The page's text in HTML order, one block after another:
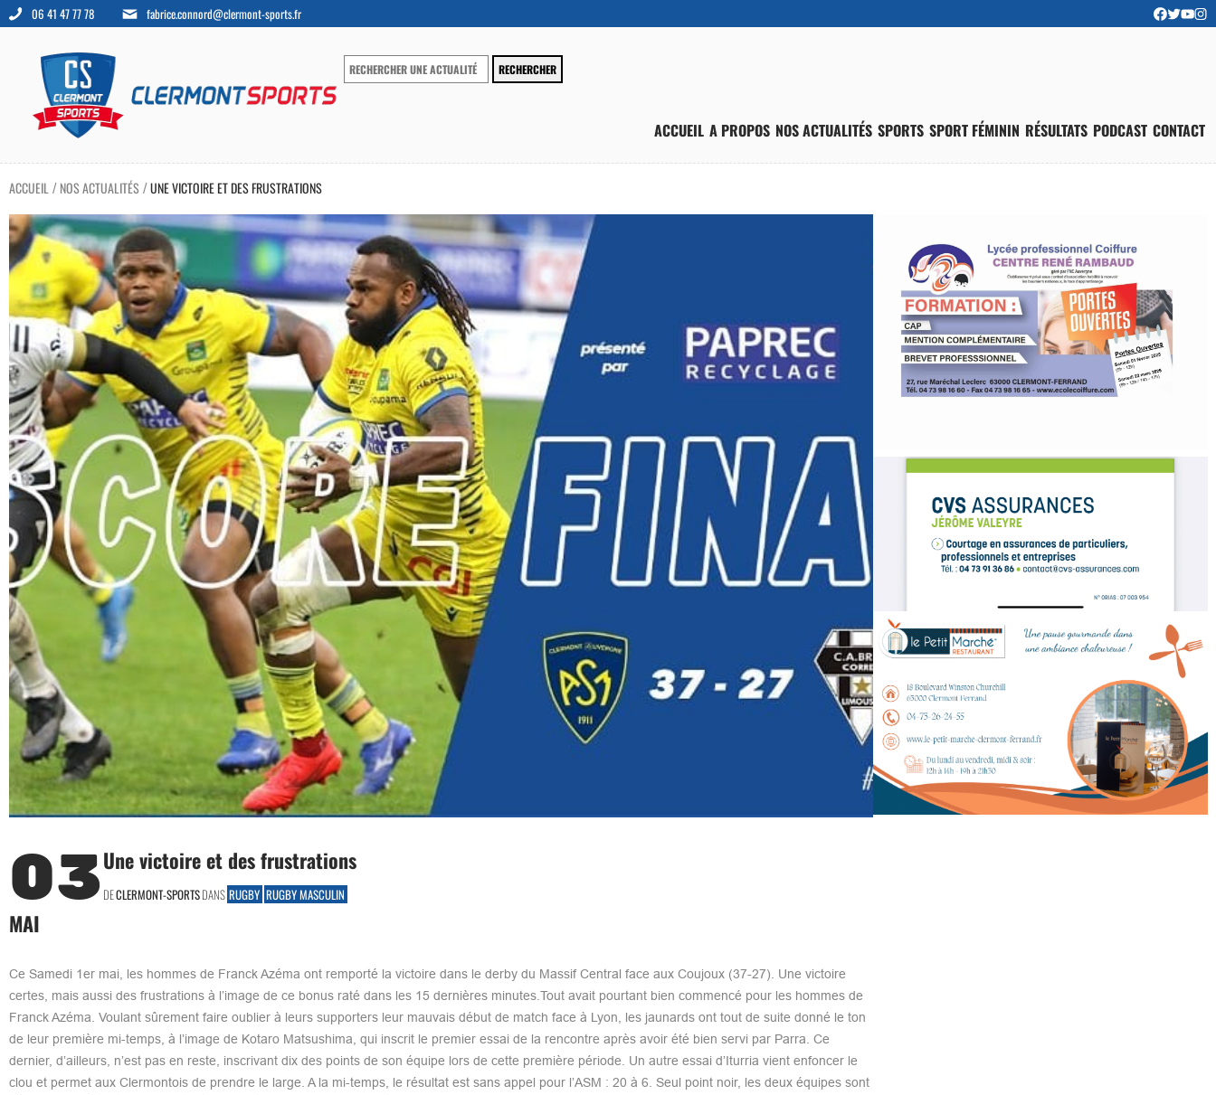
06 41 47 77 78 fabrice.connord@clermont-sports.fr
ACCUEIL A PROPOS NOS ACTUALITÉS SPORTS SPORT FÉMININ RÉSULTATS PODCAST CONTACT
ACCUEIL / NOS ACTUALITÉS/UNE VICTOIRE ET DES FRUSTRATIONS
03
MAI
Une victoire et des frustrations
DECLERMONT-SPORTSDANS RUGBY RUGBY MASCULIN
Ce Samedi 1er mai, les hommes de Franck Azéma ont remporté la victoire dans le derby du Massif Central face aux Coujoux (37-27). Une victoire
certes, mais aussi des frustrations à l’image de ce bonus raté dans les 15 dernières minutes.Tout avait pourtant bien commencé pour les hommes de
Franck Azéma. Voulant sûrement faire oublier à leurs supporters leur mauvais début de match face à Lyon, les jaunards ont tout de suite donné le ton
de leur première mi-temps, à l’image de Kotaro Matsushima, qui inscrit le premier essai de la rencontre après avoir été bien servi par Parra. Ce
dernier, d’ailleurs, n’est pas en reste, inscrivant dix des points de son équipe lors de cette première période. Un autre essai d’Iturria vient enfoncer le
clou et permet aux Clermontois de prendre le large. A la mi-temps, le résultat est sans appel pour l’ASM : 20 à 6. Seul point noir, les deux équipes sont